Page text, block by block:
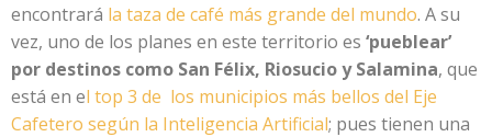
encontrará la taza de café más grande del mundo. A su
vez, uno de los planes en este territorio es ‘pueblear’
por destinos como San Félix, Riosucio y Salamina, que
está en el top 3 de los municipios más bellos del Eje
Cafetero según la Inteligencia Artificial; pues tienen una